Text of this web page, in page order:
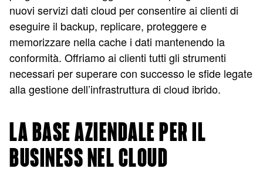
nuovi servizi dati cloud per consentire ai clienti di
eseguire il backup, replicare, proteggere e
memorizzare nella cache i dati mantenendo la
conformità. Offriamo ai clienti tutti gli strumenti
necessari per superare con successo le sfide legate
alla gestione dell’infrastruttura di cloud ibrido.
LA BASE AZIENDALE PER IL
BUSINESS NEL CLOUD